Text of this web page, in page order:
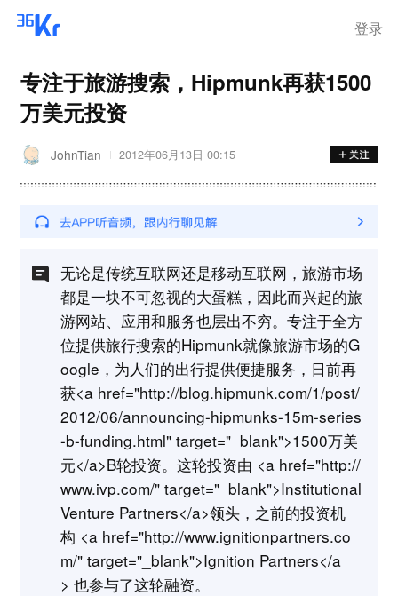
登录
专注于旅游搜索，Hipmunk再获1500
万美元投资
JohnTian 2012年06月13日 00:15
无论是传统互联网还是移动互联网，旅游市场
都是一块不可忽视的大蛋糕，因此而兴起的旅
游网站、应用和服务也层出不穷。专注于全方
位提供旅行搜索的Hipmunk就像旅游市场的G
oogle，为人们的出行提供便捷服务，日前再
获<a href="http://blog.hipmunk.com/1/post/
2012/06/announcing-hipmunks-15m-series
-b-funding.html" target="_blank">1500万美
元</a>B轮投资。这轮投资由 <a href="http://
www.ivp.com/" target="_blank">Institutional
Venture Partners</a>领头，之前的投资机
构 <a href="http://www.ignitionpartners.co
m/" target="_blank">Ignition Partners</a
> 也参与了这轮融资。